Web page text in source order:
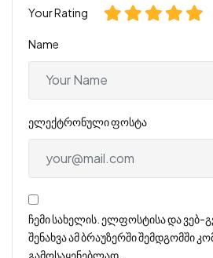
Your Rating
Name
ელექტრონული ფოსტა
ჩემი სახელის. ელფოსტისა და ვებ-
შენახვა ამ ბრაუზერში შემდგომში
გამოსაყენებლად.